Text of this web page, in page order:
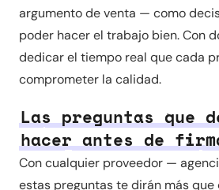
argumento de venta — como
poder hacer el trabajo bien. Con
dedicar el tiempo real que cada
comprometer la calidad.
Las preguntas que
hacer antes de
Con cualquier proveedor —
estas preguntas te dirán más que